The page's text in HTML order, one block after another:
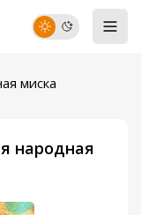
миска
народная